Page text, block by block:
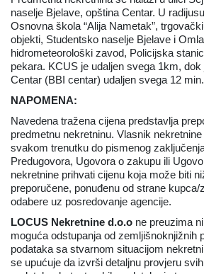
naselje Bjelave, opština Centar. U
Osnovna škola “Alija Nametak”,
objekti, Studentsko naselje Bjelave i
hidrometeorološki zavod, Policijska
pekara. KCUS je udaljen svega 1km,
Centar (BBI centar) udaljen svega 12
NAPOMENA:
Navedena tražena cijena predstavlja
predmetnu nekretninu. Vlasnik
svakom trenutku do pismenog
Predugovora, Ugovora o zakupu ili
nekretnine prihvati cijenu koja može biti
preporučene, ponuđenu od strane
odabere uz posredovanje agencije.
LOCUS Nekretnine d.o.o ne preuzima
moguća odstupanja od zemljišnoknjižnih
podataka sa stvarnom situacijom
se upućuje da izvrši detaljnu provjeru